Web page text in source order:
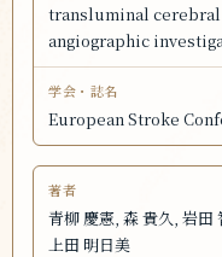
transluminal
angiographic
European Stroke
青柳 慶憲, 森 貴久, 岩田
上田 明日美